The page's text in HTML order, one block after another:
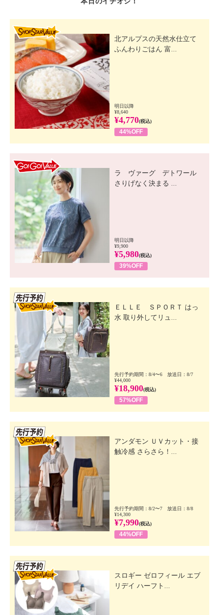
北アルプスの天然水仕立て
ふんわりごはん 富...
明日以降
¥8,640
¥4,770(税込)
44%OFF
ラ ヴァーグ デトワール
さりげなく決まる ...
明日以降
¥9,900
¥5,980(税込)
39%OFF
ＥＬＬＥ ＳＰＯＲＴ はっ
水 取り外してリュ...
先行予約期間：8/4〜6 放送日：8/7
¥44,000
¥18,900(税込)
57%OFF
アンダモン ＵＶカット・接
触冷感 さらさら！...
先行予約期間：8/2〜7 放送日：8/8
¥14,300
¥7,990(税込)
44%OFF
スロギー ゼロフィール エブ
リデイ ハーフト...